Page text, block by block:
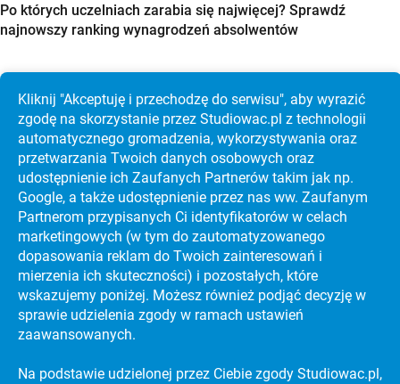
Po których uczelniach zarabia się najwięcej? Sprawdź
najnowszy ranking wynagrodzeń absolwentów
Studia w Holandii po maturze? Sprawdź Maastricht
University, koszty i rekrutację krok po kroku
Kliknij "Akceptuję i przechodzę do serwisu", aby wyrazić
zgodę na skorzystanie przez Studiowac.pl z technologii
automatycznego gromadzenia, wykorzystywania oraz
przetwarzania Twoich danych osobowych oraz
udostępnienie ich Zaufanych Partnerów takim jak np.
Google, a także udostępnienie przez nas ww. Zaufanym
Partnerom przypisanych Ci identyfikatorów w celach
marketingowych (w tym do zautoma­tyzo­wanego
dopasowania reklam do Twoich zainteresowań i
mierzenia ich skuteczności) i pozostałych, które
wskazujemy poniżej. Możesz również podjąć decyzję w
sprawie udzielenia zgody w ramach ustawień
zaawansowanych.
Na podstawie udzielonej przez Ciebie zgody Studiowac.pl,